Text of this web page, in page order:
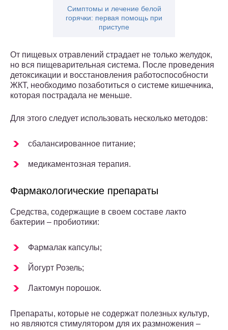
Симптомы и лечение белой
горячки: первая помощь при
приступе
От пищевых отравлений страдает не только желудок,
но вся пищеварительная система. После проведения
детоксикации и восстановления работоспособности
ЖКТ, необходимо позаботиться о системе кишечника,
которая пострадала не меньше.
Для этого следует использовать несколько методов:
сбалансированное питание;
медикаментозная терапия.
Фармакологические препараты
Средства, содержащие в своем составе лакто
бактерии – пробиотики:
Фармалак капсулы;
Йогурт Розель;
Лактомун порошок.
Препараты, которые не содержат полезных культур,
но являются стимулятором для их размножения –